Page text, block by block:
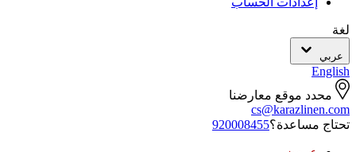
لغة
عربي
English
محدد موقع معارضنا
cs@karazlinen.com
تحتاج مساعدة؟920008455